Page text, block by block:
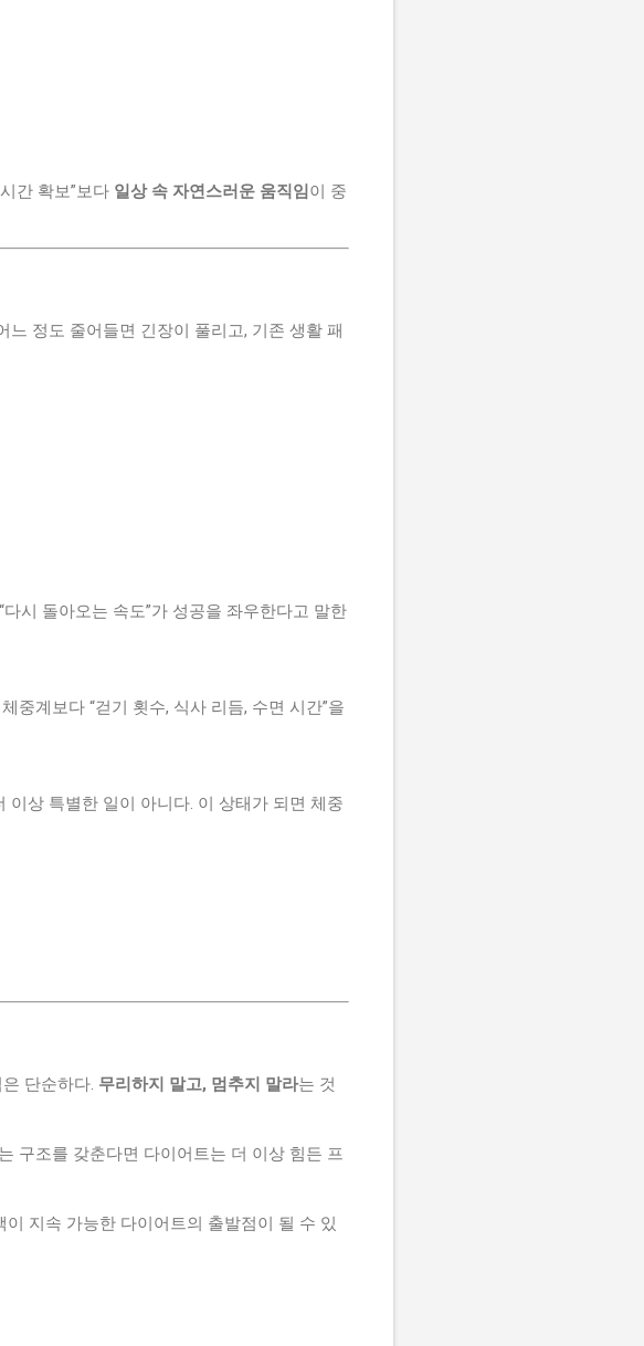
간 확보”보다 일상 속 자연스러운 움직임 이 중
느 정도 줄어들면 긴장이 풀리고, 기존 생활 패
시 돌아오는 속도”가 성공을 좌우한다고 말한
중계보다 “걷기 횟수, 식사 리듬, 수면 시간”을
상 특별한 일이 아니다. 이 상태가 되면 체중
단순하다. 무리하지 말고, 멈추지 말라는 것
구조를 갖춘다면 다이어트는 더 이상 힘든 프
지속 가능한 다이어트의 출발점이 될 수 있